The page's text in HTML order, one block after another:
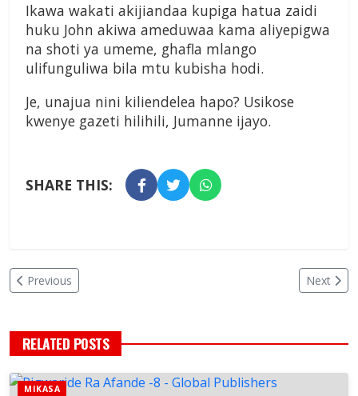
Ikawa wakati akijiandaa kupiga hatua zaidi
huku John akiwa ameduwaa kama aliyepigwa
na shoti ya umeme, ghafla mlango
ulifunguliwa bila mtu kubisha hodi.
Je, unajua nini kiliendelea hapo? Usikose
kwenye gazeti hilihili, Jumanne ijayo.
SHARE THIS:
Previous Next
RELATED POSTS
MIKASA